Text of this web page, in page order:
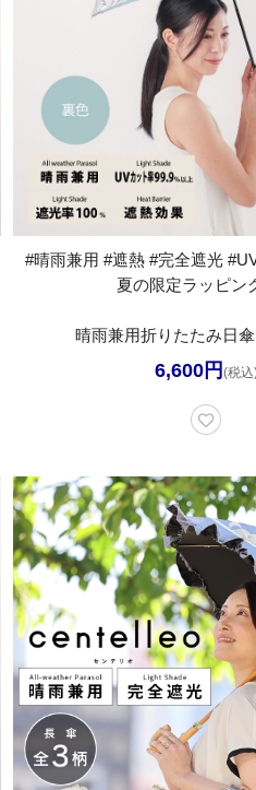
#晴雨兼用 #遮熱 #完全遮光
夏の限定ラッピン
晴雨兼用折りたたみ日傘
6,600円 (税込